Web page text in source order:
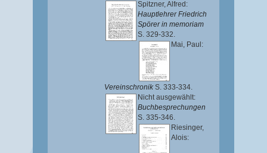
Spitzner, Alfred :
Hauptlehrer Friedrich
Spörer in memoriam
S. 329-332.
Mai, Paul :
Vereinschronik S. 333-334.
Nicht ausgewählt:
Buchbesprechungen
S. 335-346.
Riesinger,
Alois: